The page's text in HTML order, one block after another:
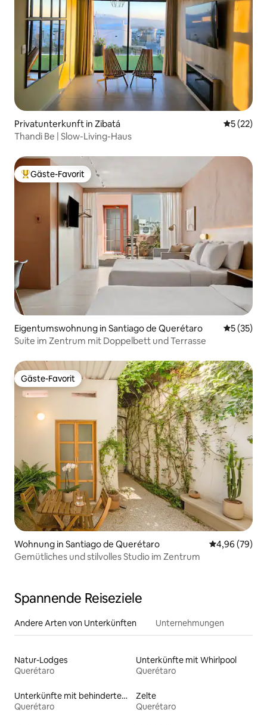
Privatunterkunft in Zibatá
5 (22)
Thandi Be | Slow-Living-Haus
Beliebter Gäste-Favorit.
Gäste-Favorit
Eigentumswohnung in Santiago de Querétaro
5 (35)
Suite im Zentrum mit Doppelbett und Terrasse
Gäste-Favorit
Gäste-Favorit
Wohnung in Santiago de Querétaro
4,96 (79)
Gemütliches und stilvolles Studio im Zentrum
Spannende Reiseziele
Andere Arten von Unterkünften Unternehmungen
Natur-Lodges
Querétaro
Unterkünfte mit Whirlpool
Querétaro
Unterkünfte mit behindertengerechtem WC
Querétaro
Zelte
Querétaro